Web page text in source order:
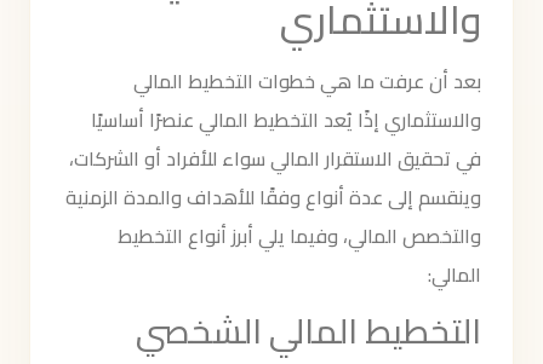
والاستثماري
بعد أن عرفت ما هي خطوات التخطيط المالي
والاستثماري إذًا يُعد التخطيط المالي عنصرًا أساسيًا
في تحقيق الاستقرار المالي سواء للأفراد أو الشركات،
وينقسم إلى عدة أنواع وفقًا للأهداف والمدة الزمنية
والتخصص المالي، وفيما يلي أبرز أنواع التخطيط
المالي:
التخطيط المالي الشخصي